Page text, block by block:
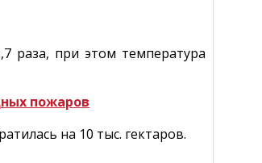
раза, при этом температура
пожаров
на 10 тыс. гектаров.